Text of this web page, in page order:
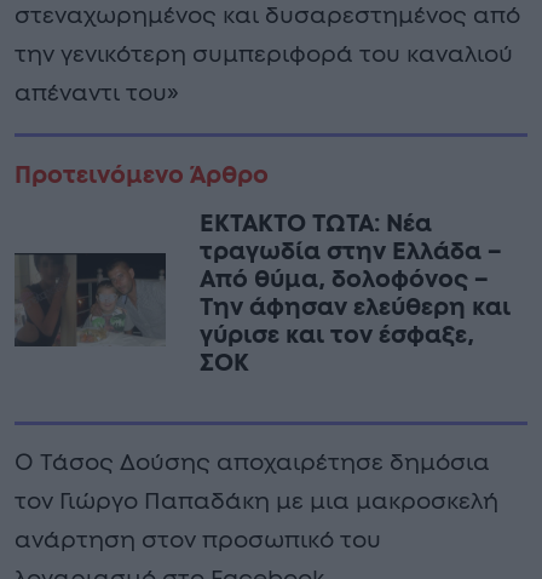
στεναχωρημένος και δυσαρεστημένος από
την γενικότερη συμπεριφορά του καναλιού
απέναντι του»
Προτεινόμενο Άρθρο
ΕΚΤΑΚΤΟ ΤΩΤΑ: Νέα
τραγωδία στην Ελλάδα –
Από θύμα, δολοφόνος –
Την άφησαν ελεύθερη και
γύρισε και τον έσφαξε,
ΣΟΚ
Ο Τάσος Δούσης αποχαιρέτησε δημόσια
τον Γιώργο Παπαδάκη με μια μακροσκελή
ανάρτηση στον προσωπικό του